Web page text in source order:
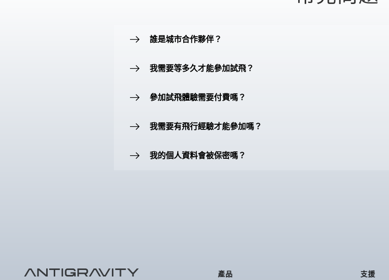
誰是城市合作夥伴？
我需要等多久才能參加試飛？
參加試飛體驗需要付費嗎？
我需要有飛行經驗才能參加嗎？
我的個人資料會被保密嗎？
產品 支援